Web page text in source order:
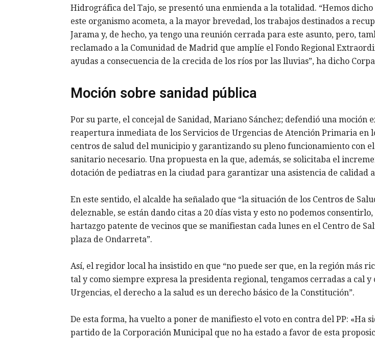
Hidrográfica del Tajo, se presentó una enmienda a la totalidad. “Hemos dicho
este organismo acometa, a la mayor brevedad, los trabajos destinados a
Jarama y, de hecho, ya tengo una reunión cerrada para este asunto, pero,
reclamado a la Comunidad de Madrid que amplíe el Fondo Regional
ayudas a consecuencia de la crecida de los ríos por las lluvias”, ha dicho
Moción sobre sanidad pública
Por su parte, el concejal de Sanidad, Mariano Sánchez; defendió una moción
reapertura inmediata de los Servicios de Urgencias de Atención Primaria en
centros de salud del municipio y garantizando su pleno funcionamiento con
sanitario necesario. Una propuesta en la que, además, se solicitaba el
dotación de pediatras en la ciudad para garantizar una asistencia de calidad
En este sentido, el alcalde ha señalado que “la situación de los Centros de
deleznable, se están dando citas a 20 días vista y esto no podemos
hartazgo patente de vecinos que se manifiestan cada lunes en el Centro de
plaza de Ondarreta”.
Así, el regidor local ha insistido en que “no puede ser que, en la región más
tal y como siempre expresa la presidenta regional, tengamos cerradas a cal y
Urgencias, el derecho a la salud es un derecho básico de la Constitución”.
De esta forma, ha vuelto a poner de manifiesto el voto en contra del PP: «Ha
partido de la Corporación Municipal que no ha estado a favor de esta